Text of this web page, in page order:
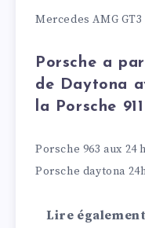
Mercedes AMG
Porsche a
de Daytona
la Porsche
Porsche 963 aux 24
Porsche daytona
Lire